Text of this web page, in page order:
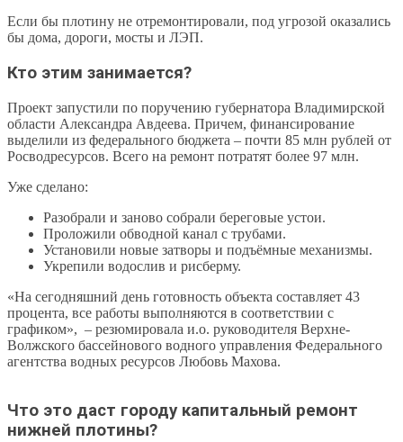
Если бы плотину не отремонтировали, под угрозой оказались
бы дома, дороги, мосты и ЛЭП.
Кто этим занимается?
Проект запустили по поручению губернатора Владимирской
области Александра Авдеева. Причем, финансирование
выделили из федерального бюджета – почти 85 млн рублей от
Росводресурсов. Всего на ремонт потратят более 97 млн.
Уже сделано:
Разобрали и заново собрали береговые устои.
Проложили обводной канал с трубами.
Установили новые затворы и подъёмные механизмы.
Укрепили водослив и рисберму.
«На сегодняшний день готовность объекта составляет 43
процента, все работы выполняются в соответствии с
графиком», – резюмировала и.о. руководителя Верхне-
Волжского бассейнового водного управления Федерального
агентства водных ресурсов Любовь Махова.
Что это даст городу капитальный ремонт
нижней плотины?